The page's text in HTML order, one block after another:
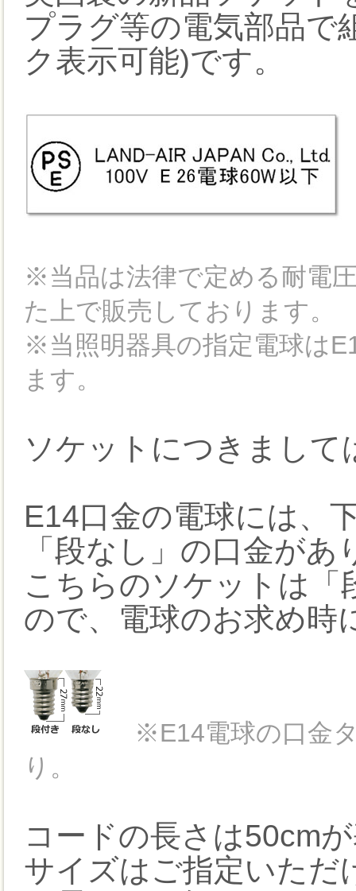
プラグ等の電気部品で
ク表示可能)です。
※当品は法律で定める耐電
た上で販売しております。
※当照明器具の指定電球は
ます。
ソケットにつきまして
E14口金の電球には、
「段なし」の口金があ
こちらのソケットは「
ので、電球のお求め時
※E14電球の口金
り。
コードの長さは50cm
サイズはご指定いただ